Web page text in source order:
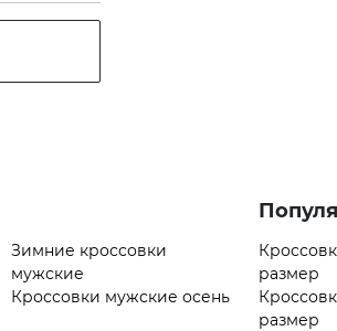
Зимние кроссовки
мужские
Кроссовки мужские осень
размер
размер